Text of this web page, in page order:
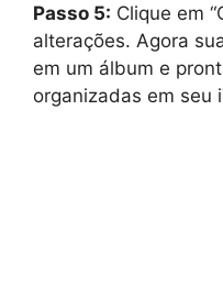
Passo 5: Clique em
alterações. Agora
em um álbum e
organizadas em seu